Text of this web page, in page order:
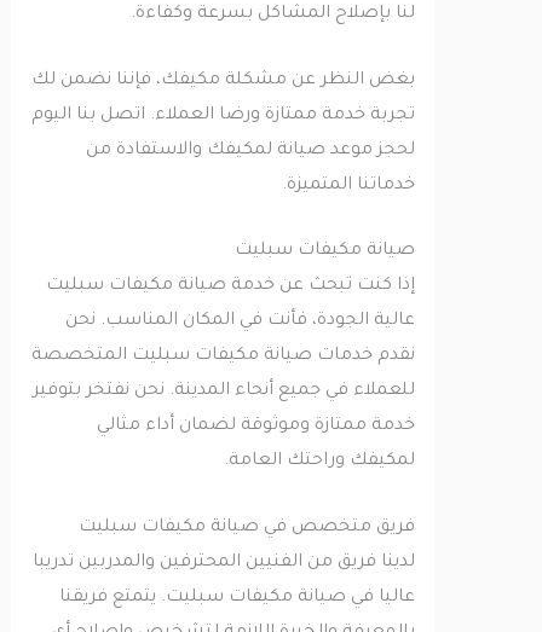
لنا بإصلاح المشاكل بسرعة وكفاءة.
بغض النظر عن مشكلة مكيفك، فإننا نضمن لك
تجربة خدمة ممتازة ورضا العملاء. اتصل بنا اليوم
لحجز موعد صيانة لمكيفك والاستفادة من
خدماتنا المتميزة.
صيانة مكيفات سبليت
إذا كنت تبحث عن خدمة صيانة مكيفات سبليت
عالية الجودة، فأنت في المكان المناسب. نحن
نقدم خدمات صيانة مكيفات سبليت المتخصصة
للعملاء في جميع أنحاء المدينة. نحن نفتخر بتوفير
خدمة ممتازة وموثوقة لضمان أداء مثالي
لمكيفك وراحتك العامة.
فريق متخصص في صيانة مكيفات سبليت
لدينا فريق من الفنيين المحترفين والمدربين تدريبا
عاليا في صيانة مكيفات سبليت. يتمتع فريقنا